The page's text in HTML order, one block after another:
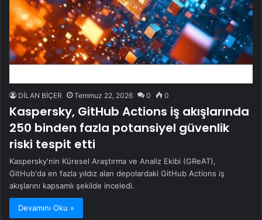
DİLAN BİÇER Temmuz 22, 2026 0 0
Kaspersky, GitHub Actions iş akışlarında
250 binden fazla potansiyel güvenlik
riski tespit etti
Kaspersky'nin Küresel Araştırma ve Analiz Ekibi (GReAT),
GitHub'da en fazla yıldız alan depolardaki GitHub Actions iş
akışlarını kapsamlı şekilde inceledi.
Devamını Oku »